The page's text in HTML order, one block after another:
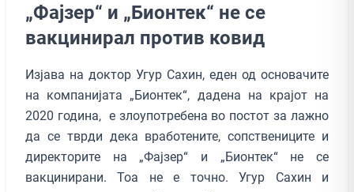
„Фајзер“ и „Бионтек“ не се
вакцинирал против ковид
Изјава на доктор Угур Сахин, еден од основачите
на компанијата „Бионтек“, дадена на крајот на
2020 година, е злоупотребена во постот за лажно
да се тврди дека вработените, сопствениците и
директорите на „Фајзер“ и „Бионтек“ не се
вакцинирани. Тоа не е точно. Угур Сахин и